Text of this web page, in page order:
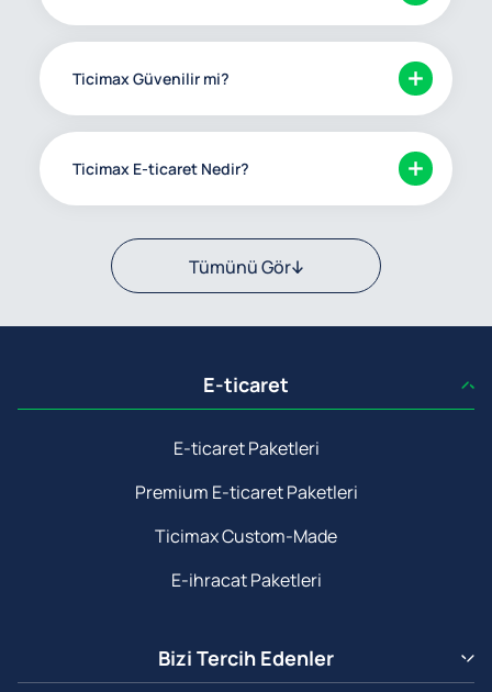
Ticimax Güvenilir mi?
Ticimax E-ticaret Nedir?
Tümünü Gör
E-ticaret
E-ticaret Paketleri
Premium E-ticaret Paketleri
Ticimax Custom-Made
E-ihracat Paketleri
Bizi Tercih Edenler